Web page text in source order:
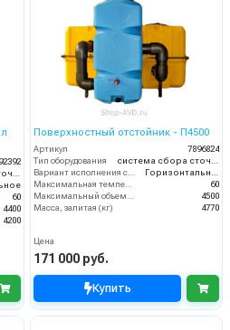
60
4400
4200
Поверхностный отстойник - П4500
Артикул
7896824
Тип оборудования
60
4500
Масса, залитая (кг)
4770
Цена
171 000 руб.
Купить